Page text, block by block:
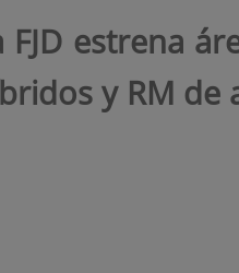
FJD estrena
y RM